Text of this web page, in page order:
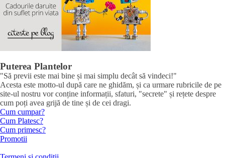
Puterea Plantelor
"Să previi este mai bine și mai simplu decât să vindeci!"
Acesta este motto-ul după care ne ghidăm, și ca urmare rubricile de pe
site-ul nostru vor conține informații, sfaturi, "secrete" și rețete despre
cum poți avea grijă de tine și de cei dragi.
Cum cumpar?
Cum Platesc?
Cum primesc?
Promotii